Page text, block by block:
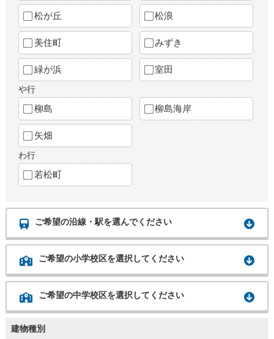
松が丘 松浪
美住町 みずき
緑が浜 室田
や行
柳島 柳島海岸
矢畑
わ行
若松町
ご希望の沿線・駅を選んでください
ご希望の小学校区を選択してください
ご希望の中学校区を選択してください
建物種別